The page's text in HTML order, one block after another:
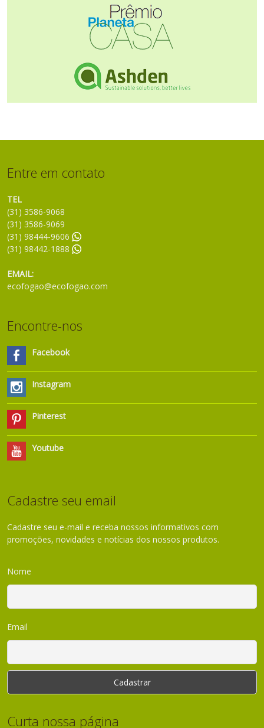
Entre em contato
TEL
(31) 3586-9068
(31) 3586-9069
(31) 98444-9606
(31) 98442-1888
EMAIL:
ecofogao@ecofogao.com
Encontre-nos
Facebook
Instagram
Pinterest
Youtube
Cadastre seu email
Cadastre seu e-mail e receba nossos informativos com
promoções, novidades e notícias dos nossos produtos.
Nome
Email
Curta nossa página